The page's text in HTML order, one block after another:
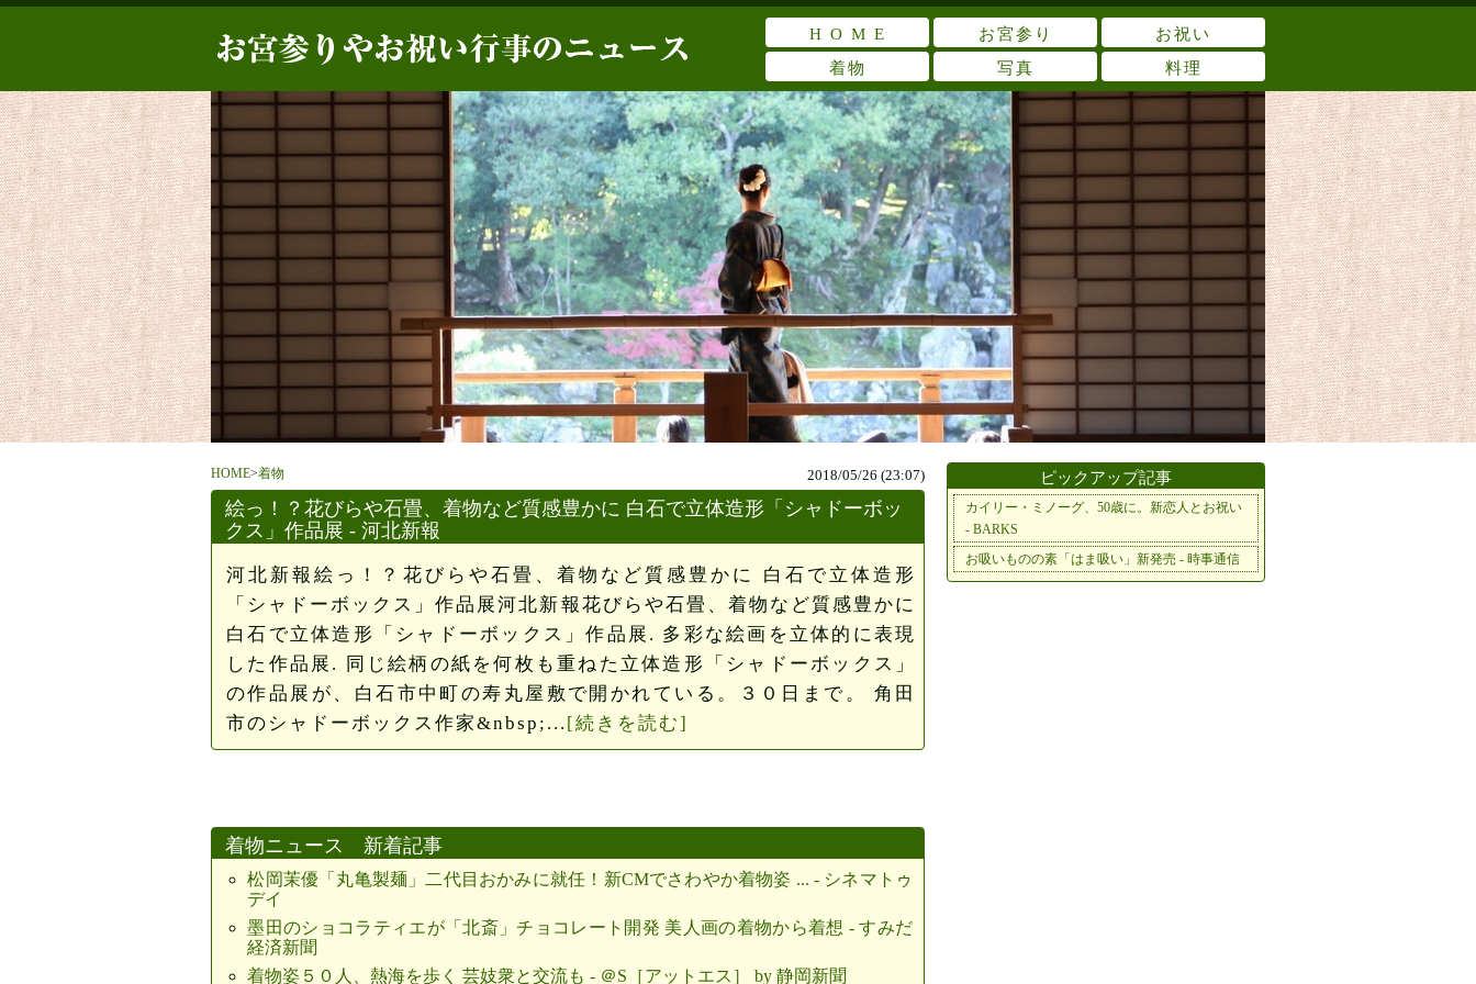
H O M E お宮参り
お祝い
着物
写真 料理
HOME>着物 2018/05/26 (23:07)
絵っ！？花びらや石畳、着物など質感豊かに 白石で立体造形「シャドーボッ
クス」作品展 - 河北新報
河北新報絵っ！？花びらや石畳、着物など質感豊かに 白石で立体造形
「シャドーボックス」作品展河北新報花びらや石畳、着物など質感豊かに
白石で立体造形「シャドーボックス」作品展. 多彩な絵画を立体的に表現
した作品展. 同じ絵柄の紙を何枚も重ねた立体造形「シャドーボックス」
の作品展が、白石市中町の寿丸屋敷で開かれている。３０日まで。 角田
市のシャドーボックス作家&nbsp;... [続きを読む]
着物ニュース 新着記事
松岡茉優「丸亀製麺」二代目おかみに就任！新CMでさわやか着物姿 ... - シネマトゥ
デイ
墨田のショコラティエが「北斎」チョコレート開発 美人画の着物から着想 - すみだ
経済新聞
着物姿５０人、熱海を歩く 芸妓衆と交流も - ＠S［アットエス］ by 静岡新聞
ピックアップ記事
カイリー・ミノーグ、50歳に。新恋人とお祝い
- BARKS
お吸いものの素「はま吸い」新発売 - 時事通信